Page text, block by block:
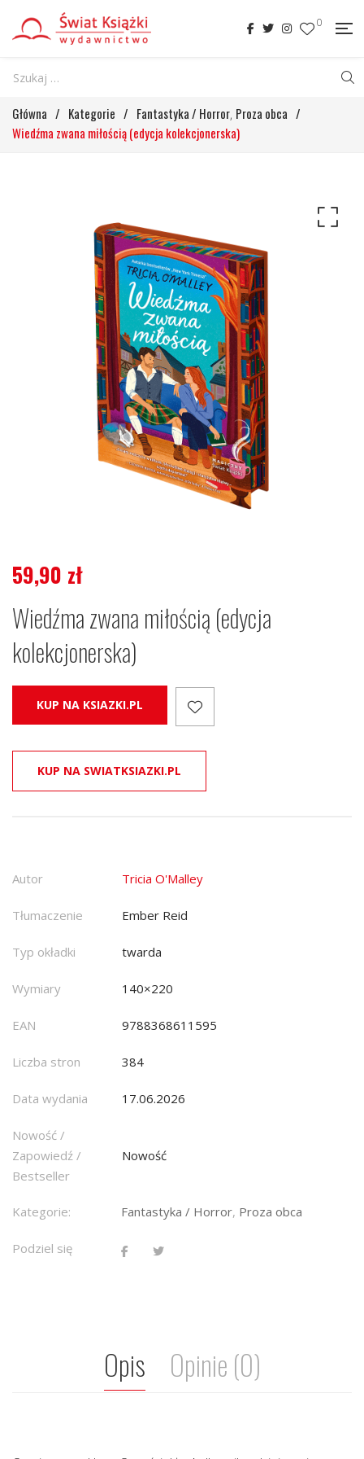
0
Główna / Kategorie / Fantastyka / Horror, Proza obca /
Wiedźma zwana miłością (edycja kolekcjonerska)
59,90 zł
Wiedźma zwana miłością (edycja
kolekcjonerska)
KUP NA KSIAZKI.PL
KUP NA SWIATKSIAZKI.PL
Autor Tricia O'Malley
Tłumaczenie Ember Reid
Typ okładki twarda
Wymiary 140×220
EAN 9788368611595
Liczba stron 384
Data wydania 17.06.2026
Nowość /
Zapowiedź /
Bestseller
Nowość
Kategorie: Fantastyka / Horror, Proza obca
Podziel się
Opis Opinie (0)